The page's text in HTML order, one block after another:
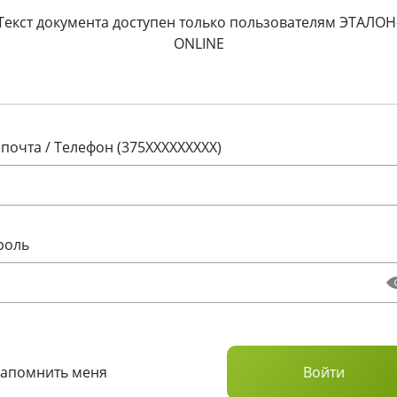
документа доступен только пользователям
ONLINE
/ Телефон (375XXXXXXXXX)
меня